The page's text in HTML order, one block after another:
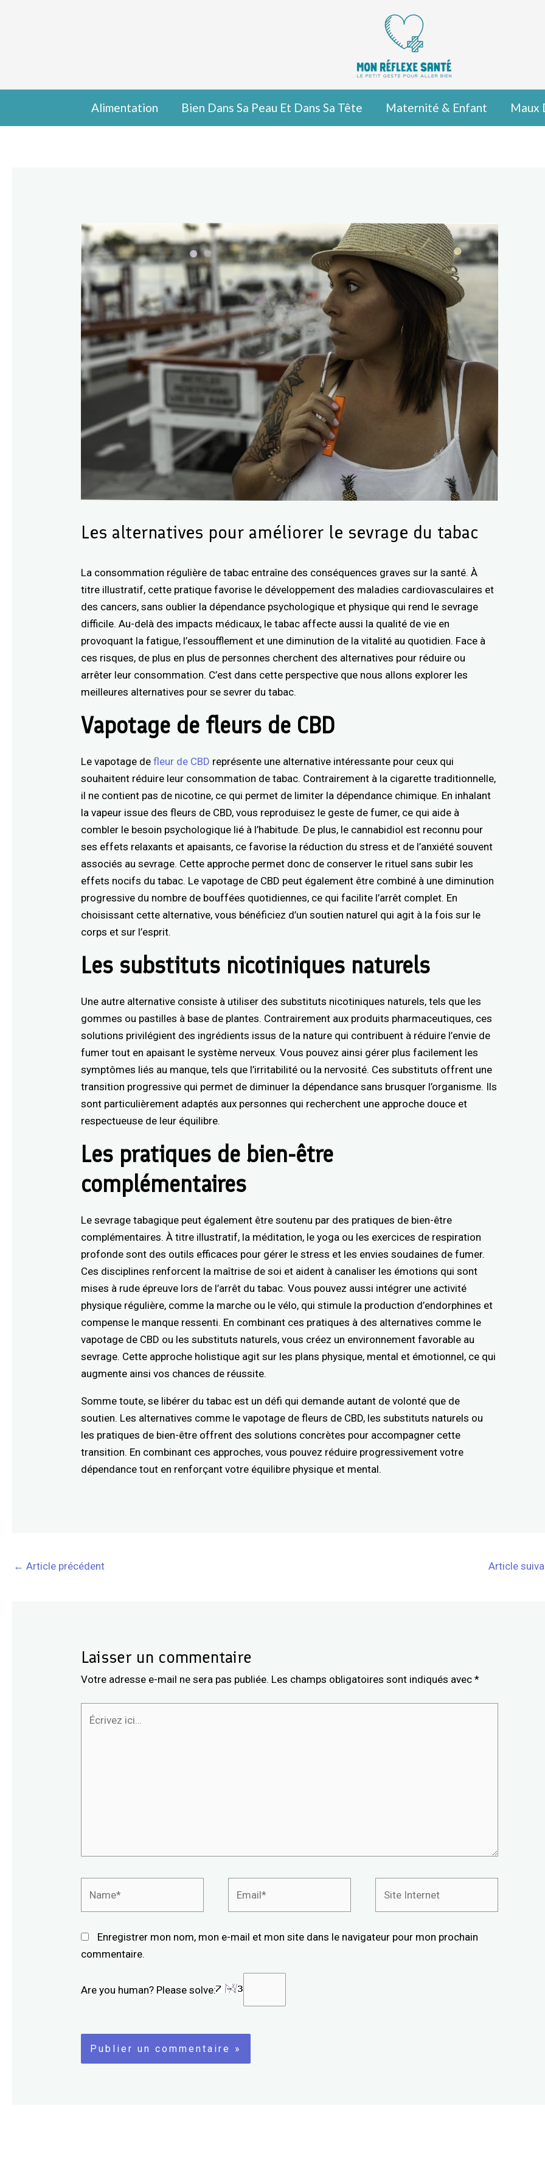
Alimentation Bien Dans Sa Peau Et Dans Sa Tête Maternité & Enfant Maux
Les alternatives pour améliorer le sevrage du tabac
La consommation régulière de tabac entraîne des conséquences graves sur la santé. À
titre illustratif, cette pratique favorise le développement des maladies cardiovasculaires et
des cancers, sans oublier la dépendance psychologique et physique qui rend le sevrage
difficile. Au-delà des impacts médicaux, le tabac affecte aussi la qualité de vie en
provoquant la fatigue, l’essoufflement et une diminution de la vitalité au quotidien. Face à
ces risques, de plus en plus de personnes cherchent des alternatives pour réduire ou
arrêter leur consommation. C’est dans cette perspective que nous allons explorer les
meilleures alternatives pour se sevrer du tabac.
Vapotage de fleurs de CBD
Le vapotage defleur de CBD représente une alternative intéressante pour ceux qui
souhaitent réduire leur consommation de tabac. Contrairement à la cigarette traditionnelle,
il ne contient pas de nicotine, ce qui permet de limiter la dépendance chimique. En inhalant
la vapeur issue des fleurs de CBD, vous reproduisez le geste de fumer, ce qui aide à
combler le besoin psychologique lié à l’habitude. De plus, le cannabidiol est reconnu pour
ses effets relaxants et apaisants, ce favorise la réduction du stress et de l’anxiété souvent
associés au sevrage. Cette approche permet donc de conserver le rituel sans subir les
effets nocifs du tabac. Le vapotage de CBD peut également être combiné à une diminution
progressive du nombre de bouffées quotidiennes, ce qui facilite l’arrêt complet. En
choisissant cette alternative, vous bénéficiez d’un soutien naturel qui agit à la fois sur le
corps et sur l’esprit.
Les substituts nicotiniques naturels
Une autre alternative consiste à utiliser des substituts nicotiniques naturels, tels que les
gommes ou pastilles à base de plantes. Contrairement aux produits pharmaceutiques, ces
solutions privilégient des ingrédients issus de la nature qui contribuent à réduire l’envie de
fumer tout en apaisant le système nerveux. Vous pouvez ainsi gérer plus facilement les
symptômes liés au manque, tels que l’irritabilité ou la nervosité. Ces substituts offrent une
transition progressive qui permet de diminuer la dépendance sans brusquer l’organisme. Ils
sont particulièrement adaptés aux personnes qui recherchent une approche douce et
respectueuse de leur équilibre.
Les pratiques de bien-être
complémentaires
Le sevrage tabagique peut également être soutenu par des pratiques de bien-être
complémentaires. À titre illustratif, la méditation, le yoga ou les exercices de respiration
profonde sont des outils efficaces pour gérer le stress et les envies soudaines de fumer.
Ces disciplines renforcent la maîtrise de soi et aident à canaliser les émotions qui sont
mises à rude épreuve lors de l’arrêt du tabac. Vous pouvez aussi intégrer une activité
physique régulière, comme la marche ou le vélo, qui stimule la production d’endorphines et
compense le manque ressenti. En combinant ces pratiques à des alternatives comme le
vapotage de CBD ou les substituts naturels, vous créez un environnement favorable au
sevrage. Cette approche holistique agit sur les plans physique, mental et émotionnel, ce qui
augmente ainsi vos chances de réussite.
Somme toute, se libérer du tabac est un défi qui demande autant de volonté que de
soutien. Les alternatives comme le vapotage de fleurs de CBD, les substituts naturels ou
les pratiques de bien-être offrent des solutions concrètes pour accompagner cette
transition. En combinant ces approches, vous pouvez réduire progressivement votre
dépendance tout en renforçant votre équilibre physique et mental.
← Article précédent Article
Laisser un commentaire
Votre adresse e-mail ne sera pas publiée. Les champs obligatoires sont indiqués avec*
Enregistrer mon nom, mon e-mail et mon site dans le navigateur pour mon prochain
commentaire.
Are you human? Please solve: